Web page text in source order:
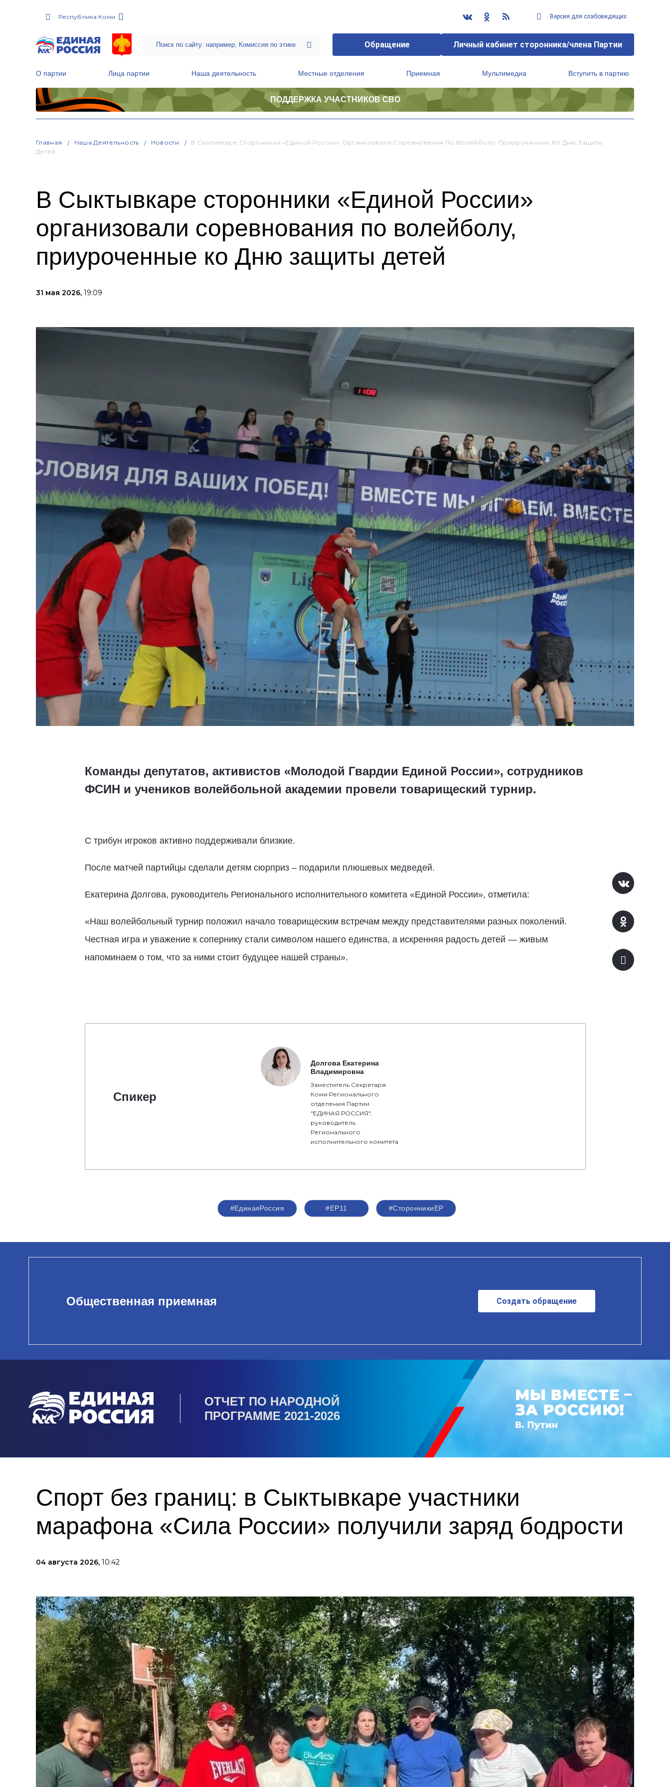
Республика Коми Версия для слабовидящих
Обращение Личный кабинет сторонника/члена Партии
О партии Лица партии Наша деятельность Местные отделения Приемная Мультимедиа Вступить в партию
ПОДДЕРЖКА УЧАСТНИКОВ СВО
Главная Наша Деятельность Новости
В Сыктывкаре Сторонники «Единой России» Организовали Соревнования По Волейболу, Приуроченные Ко Дню Защиты
Детей
В Сыктывкаре сторонники «Единой России»
организовали соревнования по волейболу,
приуроченные ко Дню защиты детей
31 мая 2026, 19:09
Команды депутатов, активистов «Молодой Гвардии Единой России», сотрудников
ФСИН и учеников волейбольной академии провели товарищеский турнир.
С трибун игроков активно поддерживали близкие.
После матчей партийцы сделали детям сюрприз – подарили плюшевых медведей.
Екатерина Долгова, руководитель Регионального исполнительного комитета «Единой России», отметила:
«Наш волейбольный турнир положил начало товарищеским встречам между представителями разных поколений.
Честная игра и уважение к сопернику стали символом нашего единства, а искренняя радость детей — живым
напоминаем о том, что за ними стоит будущее нашей страны».
Спикер
Долгова Екатерина
Владимировна
Заместитель Секретаря
Коми Регионального
отделения Партии
"ЕДИНАЯ РОССИЯ",
руководитель
Регионального
исполнительного комитета
#ЕдинаяРоссия #ЕР11 #СторонникиЕР
Общественная приемная Создать обращение
ОТЧЕТ ПО НАРОДНОЙ
ПРОГРАММЕ 2021-2026
Спорт без границ: в Сыктывкаре участники
марафона «Сила России» получили заряд бодрости
04 августа 2026, 10:42